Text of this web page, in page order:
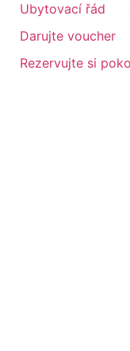
Ubytovací řád
Darujte voucher
Rezervujte si